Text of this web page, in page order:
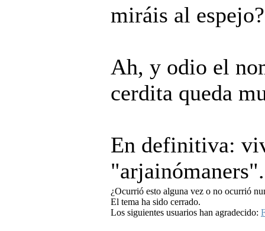
miráis al espejo?
Ah, y odio el
cerdita queda
En definitiva:
"arjainómaners".
¿Ocurrió esto alguna vez o no ocurrió
El tema ha sido cerrado.
Los siguientes usuarios han agradecido: